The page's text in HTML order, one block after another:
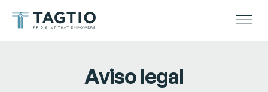
Aviso legal